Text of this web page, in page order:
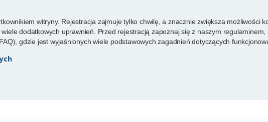
witryny. Rejestracja zajmuje tylko chwilę, a znacznie zwiększa możliwości
dodatkowych uprawnień. Przed rejestracją zapoznaj się z naszym
gdzie jest wyjaśnionych wiele podstawowych zagadnień dotyczących